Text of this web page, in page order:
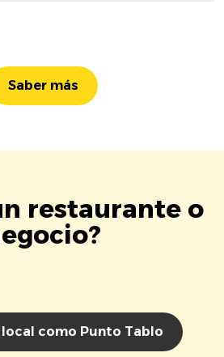
Saber más
restaurante o
como Punto Tablo